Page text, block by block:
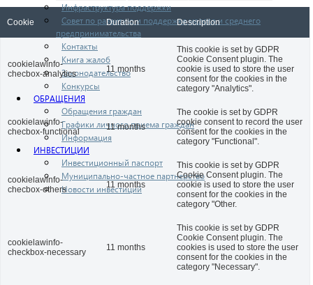
Инфраструктура поддержки
Совет по развитию и поддержке малого и среднего
предпринимательства
Контакты
Книга жалоб
Законодательство
Конкурсы
ОБРАЩЕНИЯ
Обращения граждан
Графики личного приема граждан
Информация
ИНВЕСТИЦИИ
Инвестиционный паспорт
Муниципально-частное партнерство
Новости инвестиций
Cookie Duration Description
cookielawinfo-
checbox-analytics
11 months
This cookie is set by GDPR
Cookie Consent plugin. The
cookie is used to store the user
consent for the cookies in the
category "Analytics".
cookielawinfo-
checbox-functional
11 months
The cookie is set by GDPR
cookie consent to record the user
consent for the cookies in the
category "Functional".
cookielawinfo-
checbox-others
11 months
This cookie is set by GDPR
Cookie Consent plugin. The
cookie is used to store the user
consent for the cookies in the
category "Other.
cookielawinfo-
checkbox-necessary
11 months
This cookie is set by GDPR
Cookie Consent plugin. The
cookies is used to store the user
consent for the cookies in the
category "Necessary".